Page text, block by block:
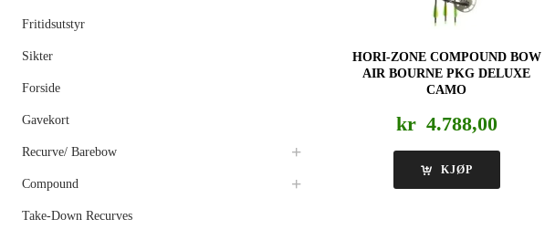
HORI-ZONE COMPOUND BOW
AIR BOURNE PKG DELUXE
CAMO
kr 4.788,00
KJØP
Fritidsutstyr
Sikter
Forside
Gavekort
Recurve/ Barebow
Compound
Take-Down Recurves